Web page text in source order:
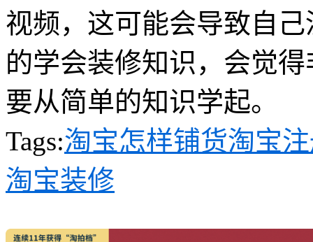
视频，这可能会导致自
的学会装修知识，会觉
要从简单的知识学起。
Tags:淘宝怎样铺货淘宝
淘宝装修